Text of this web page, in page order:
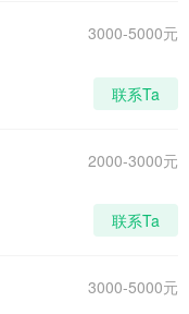
3000-5000元
联系Ta
2000-3000元
联系Ta
3000-5000元